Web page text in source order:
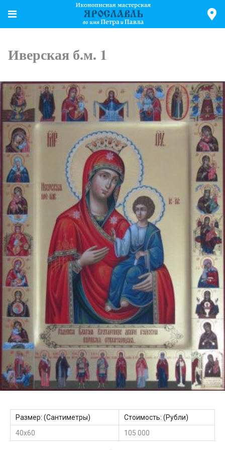
Иверская б.м. 1
Размер: (Сантиметры)
Стоимость: (Рубли)
40х60
105 000